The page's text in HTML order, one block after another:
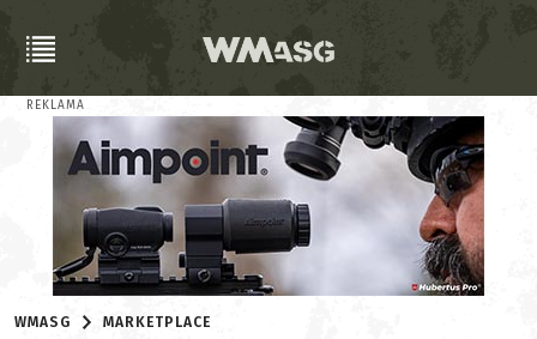
REKLAMA
WMASG MARKETPLACE